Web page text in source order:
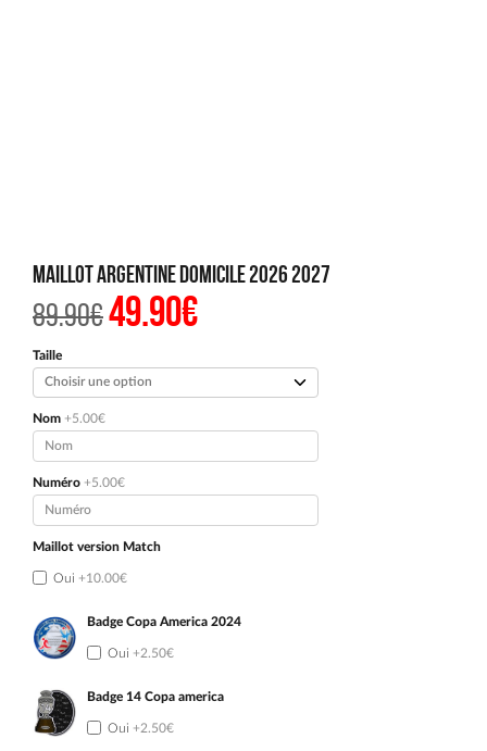
Maillot Argentine Domicile 2026 2027
89.90€Le
prix
était :
89.90€.
49.90€Le
prix
est :
49.90€.
Taille
Nom +5.00€
Numéro +5.00€
Maillot version Match
Oui +10.00€
Badge Copa America 2024
Oui +2.50€
Badge 14 Copa america
Oui +2.50€